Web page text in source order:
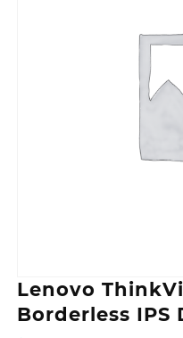
Lenovo
Borderless IPS